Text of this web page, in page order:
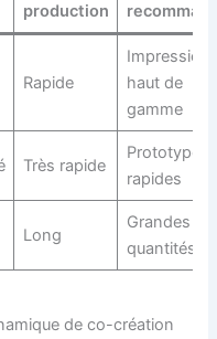
production
Rapide
Impression
haut de
gamme
Très rapide
Prototypes
rapides
Long
Grandes
quantités
de co-création